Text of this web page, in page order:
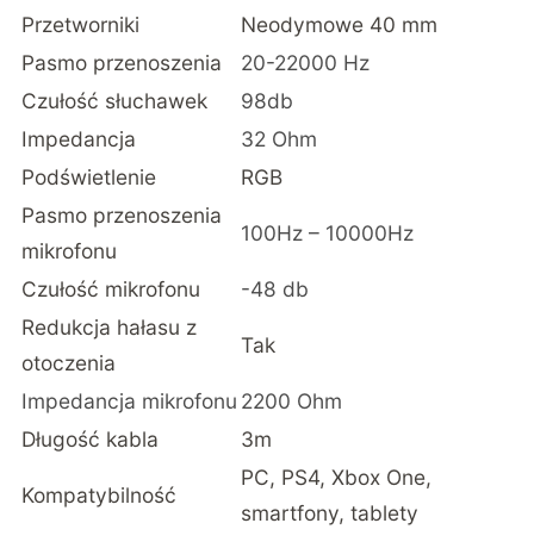
Przetworniki
Neodymowe 40 mm
Pasmo przenoszenia
20-22000 Hz
Czułość słuchawek
98db
Impedancja
32 Ohm
Podświetlenie
RGB
Pasmo przenoszenia
mikrofonu
100Hz – 10000Hz
Czułość mikrofonu
-48 db
Redukcja hałasu z
otoczenia
Tak
Impedancja mikrofonu 2200 Ohm
Długość kabla
3m
Kompatybilność
PC, PS4, Xbox One,
smartfony, tablety